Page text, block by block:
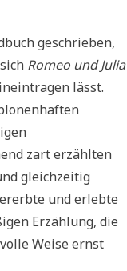
geschrieben,
Romeo und Julia
lässt.
zart erzählten
gleichzeitig
und erlebte
Erzählung, die
Weise ernst